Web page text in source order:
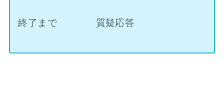
終了まで 質疑応答